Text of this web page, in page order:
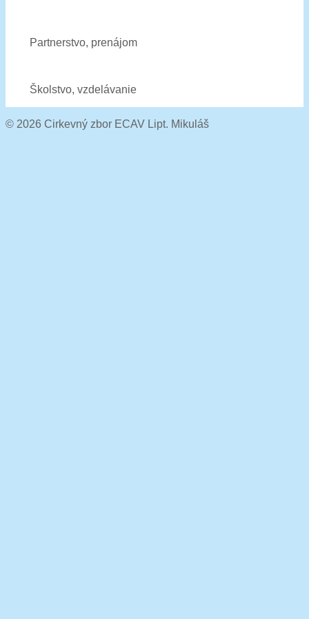
Partnerstvo, prenájom
Školstvo, vzdelávanie
© 2026 Cirkevný zbor ECAV Lipt. Mikuláš